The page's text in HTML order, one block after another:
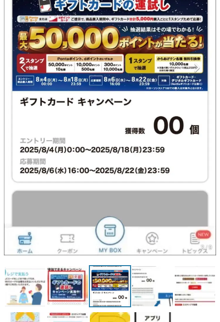
マンガ
女性向け
アプリレビュー
その他
電ファミニコゲーマーとは？
3 / 9